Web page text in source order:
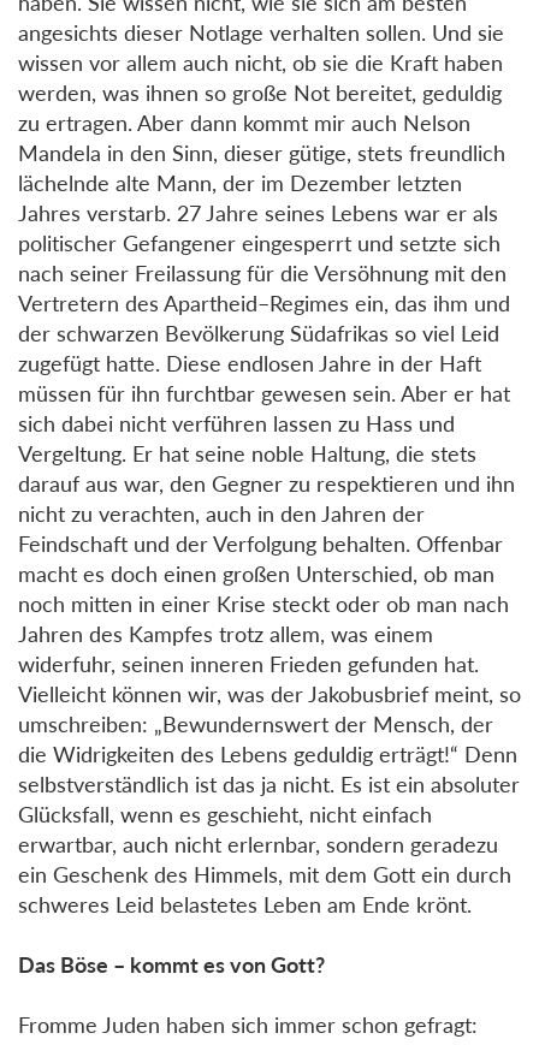
angesichts dieser Notlage verhalten sollen. Und sie
wissen vor allem auch nicht, ob sie die Kraft haben
werden, was ihnen so große Not bereitet, geduldig
zu ertragen. Aber dann kommt mir auch Nelson
Mandela in den Sinn, dieser gütige, stets freundlich
lächelnde alte Mann, der im Dezember letzten
Jahres verstarb. 27 Jahre seines Lebens war er als
politischer Gefangener eingesperrt und setzte sich
nach seiner Freilassung für die Versöhnung mit den
Vertretern des Apartheid–Regimes ein, das ihm und
der schwarzen Bevölkerung Südafrikas so viel Leid
zugefügt hatte. Diese endlosen Jahre in der Haft
müssen für ihn furchtbar gewesen sein. Aber er hat
sich dabei nicht verführen lassen zu Hass und
Vergeltung. Er hat seine noble Haltung, die stets
darauf aus war, den Gegner zu respektieren und ihn
nicht zu verachten, auch in den Jahren der
Feindschaft und der Verfolgung behalten. Offenbar
macht es doch einen großen Unterschied, ob man
noch mitten in einer Krise steckt oder ob man nach
Jahren des Kampfes trotz allem, was einem
widerfuhr, seinen inneren Frieden gefunden hat.
Vielleicht können wir, was der Jakobusbrief meint, so
umschreiben: „Bewundernswert der Mensch, der
die Widrigkeiten des Lebens geduldig erträgt!“ Denn
selbstverständlich ist das ja nicht. Es ist ein absoluter
Glücksfall, wenn es geschieht, nicht einfach
erwartbar, auch nicht erlernbar, sondern geradezu
ein Geschenk des Himmels, mit dem Gott ein durch
schweres Leid belastetes Leben am Ende krönt.
Das Böse – kommt es von Gott?
Fromme Juden haben sich immer schon gefragt: